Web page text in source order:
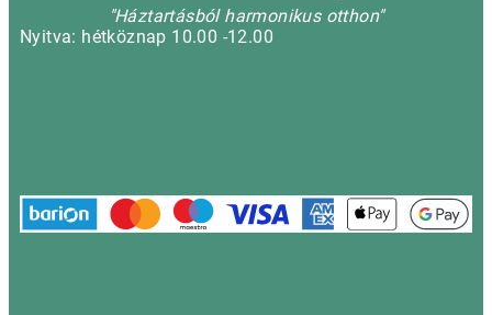
"Háztartásból harmonikus otthon"
Nyitva: hétköznap 10.00 -12.00